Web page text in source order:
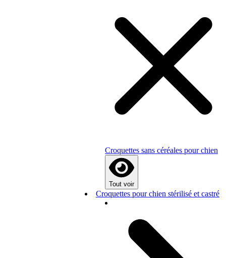
Croquettes sans céréales pour chien
Tout voir
Croquettes pour chien stérilisé et castré